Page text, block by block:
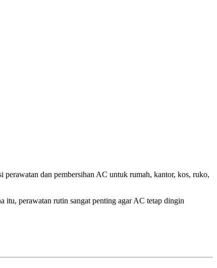
perawatan dan pembersihan AC untuk rumah, kantor, kos, ruko,
itu, perawatan rutin sangat penting agar AC tetap dingin